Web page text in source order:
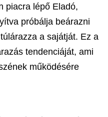
piacra lépő Eladó,
próbálja beárazni
a sajátját. Ez a
tendenciáját, ami
működésére